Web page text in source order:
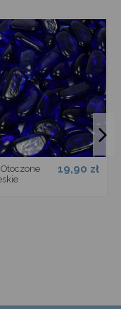
Otoczone
19,90 zł